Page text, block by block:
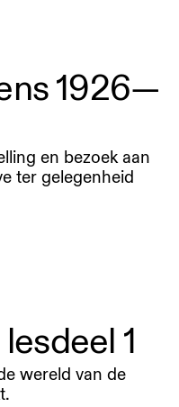
1926—
en bezoek aan
ter gelegenheid
1
wereld van de